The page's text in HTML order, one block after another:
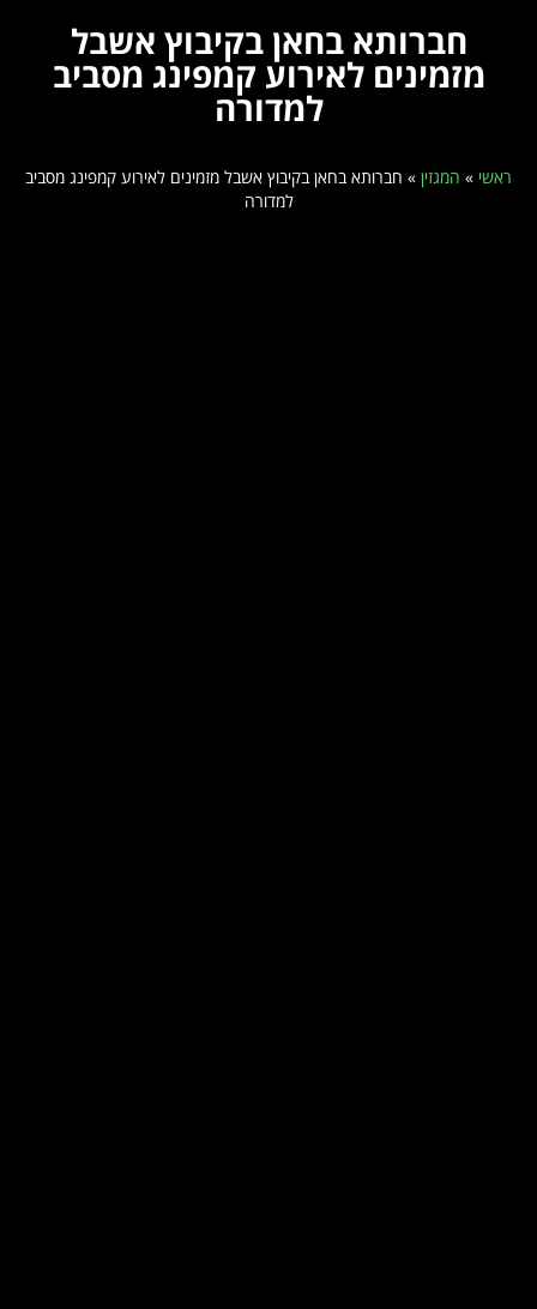
חברותא בחאן בקיבוץ אשבל
מזמינים לאירוע קמפינג מסביב
למדורה
ראשי » המגזין » חברותא בחאן בקיבוץ אשבל מזמינים לאירוע קמפינג מסביב
למדורה